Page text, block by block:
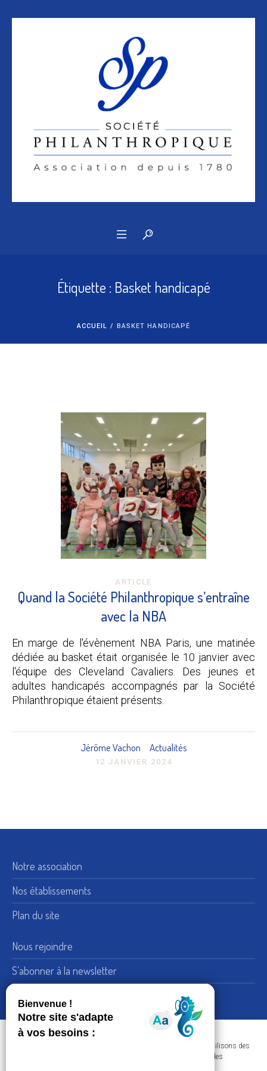
Dans le respect de votre confidentialité et de vos données, nous utilisons des
cookies afin d'améliorer votre navigation sur nos sites et réaliser des
Étiquette : Basket handicapé
ACCUEIL / BASKET HANDICAPÉ
ARTICLE
Quand la Société Philanthropique s’entraîne
avec la NBA
En marge de l'évènement NBA Paris, une matinée
dédiée au basket était organisée le 10 janvier avec
l'équipe des Cleveland Cavaliers. Des jeunes et
adultes handicapés accompagnés par la Société
Philanthropique étaient présents.
Jérôme Vachon Actualités
12 JANVIER 2024
Notre association
Nos établissements
Plan du site
Nous rejoindre
S’abonner à la newsletter
Adresse : 15, rue de Bellechasse 75007 Paris